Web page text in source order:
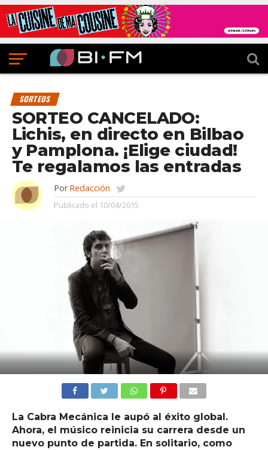
SORTEOS
SORTEO CANCELADO:
Lichis, en directo en Bilbao
y Pamplona. ¡Elige ciudad!
Te regalamos las entradas
Por Redacción
Publicado el 10/04/2015
La Cabra Mecánica le aupó al éxito global.
Ahora, el músico reinicia su carrera desde un
nuevo punto de partida. En solitario, como